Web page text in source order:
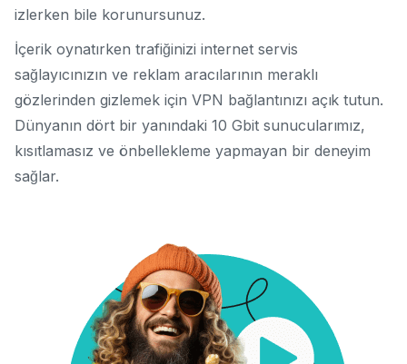
izlerken bile korunursunuz.
İçerik oynatırken trafiğinizi internet servis
sağlayıcınızın ve reklam aracılarının meraklı
gözlerinden gizlemek için VPN bağlantınızı açık tutun.
Dünyanın dört bir yanındaki 10 Gbit sunucularımız,
kısıtlamasız ve önbellekleme yapmayan bir deneyim
sağlar.